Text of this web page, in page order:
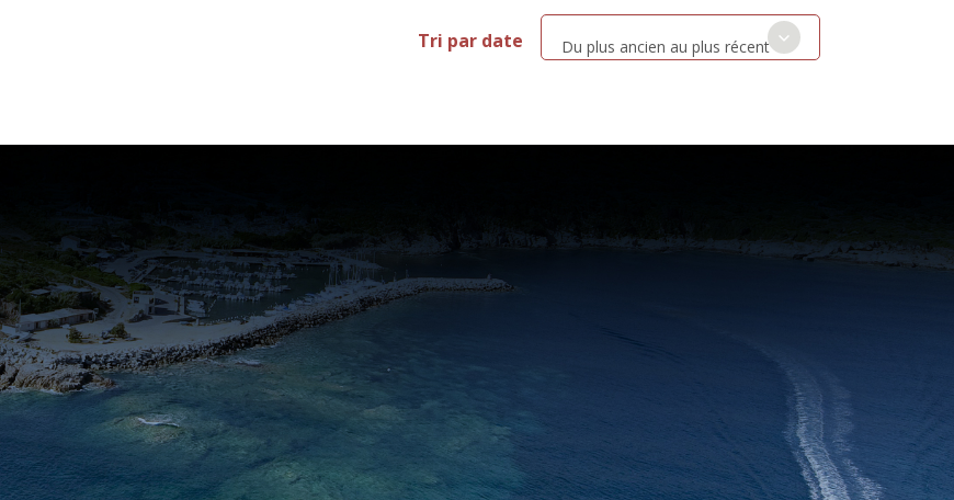
Tri par date Du plus ancien au plus récent